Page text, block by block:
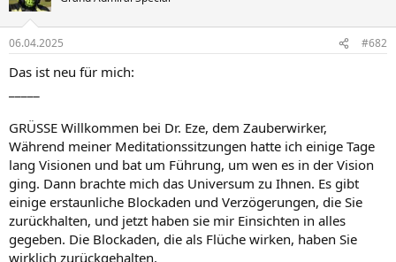
i
e
:
06.04.2025 #682
Das ist neu für mich:
GRÜSSE Willkommen bei Dr. Eze, dem Zauberwirker,
Während meiner Meditationssitzungen hatte ich einige Tage
lang Visionen und bat um Führung, um wen es in der Vision
ging. Dann brachte mich das Universum zu Ihnen. Es gibt
einige erstaunliche Blockaden und Verzögerungen, die Sie
zurückhalten, und jetzt haben sie mir Einsichten in alles
gegeben. Die Blockaden, die als Flüche wirken, haben Sie
wirklich zurückgehalten.